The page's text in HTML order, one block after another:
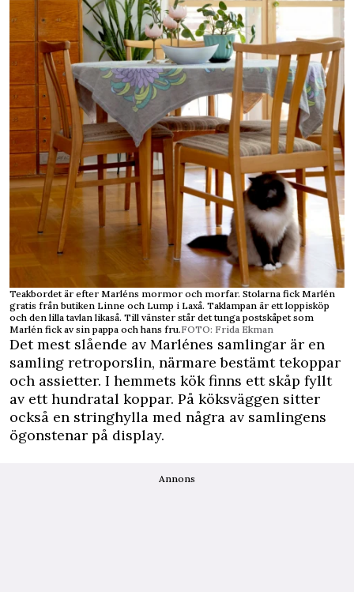
Teakbordet är efter Marléns mormor och morfar. Stolarna fick Marlén
gratis från butiken Linne och Lump i Laxå. Taklampan är ett loppisköp
och den lilla tavlan likaså. Till vänster står det tunga postskåpet som
Marlén fick av sin pappa och hans fru.FOTO: Frida Ekman
Det mest slående av Marlénes samlingar är en
samling retroporslin, närmare bestämt tekoppar
och assietter. I hemmets kök finns ett skåp fyllt
av ett hundra­tal koppar. På köksväggen sitter
också en stringhylla med några av samlingens
ögonstenar på display.
Annons